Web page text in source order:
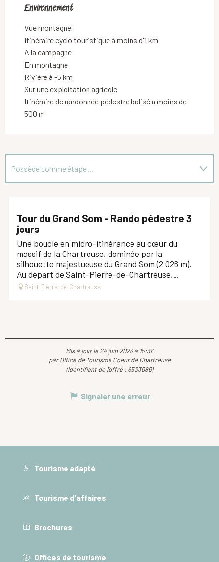
Environnement
Environnement
Vue montagne
Itinéraire cyclo touristique à moins d'1 km
A la campagne
En montagne
Rivière à -5 km
Sur une exploitation agricole
Itinéraire de randonnée pédestre balisé à moins de
500 m
Possède comme étape ...
Tour du Grand Som - Rando pédestre 3
jours
Une boucle en micro-itinérance au cœur du
massif de la Chartreuse, dominée par la
silhouette majestueuse du Grand Som (2 026 m).
Au départ de Saint-Pierre-de-Chartreuse,...
Saint-Pierre-de-Chartreuse
Mis à jour le 24 juin 2026 à 15:38
par Office de Tourisme Coeur de Chartreuse
(Identifiant de l'offre : 6533086)
Signaler une erreur
Tourisme adapté
Tourisme d'affaires
Brochures
Offices de tourisme